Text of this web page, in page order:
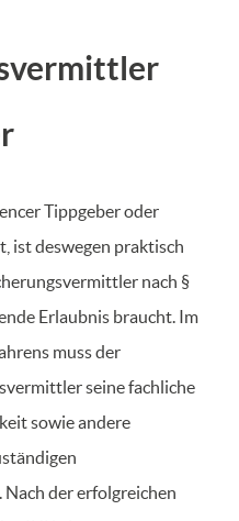
Tippgeber oder
ist deswegen praktisch
nach §
Erlaubnis braucht. Im
muss der
seine fachliche
sowie andere
der erfolgreichen